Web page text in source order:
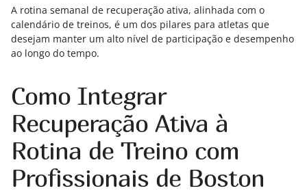
A rotina semanal de recuperação ativa, alinhada com o
calendário de treinos, é um dos pilares para atletas que
desejam manter um alto nível de participação e desempenho
ao longo do tempo.
Como Integrar
Recuperação Ativa à
Rotina de Treino com
Profissionais de Boston